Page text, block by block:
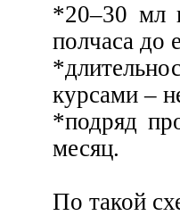
*20–30 мл
полчаса до
курсами –
*подряд
месяц.
По такой